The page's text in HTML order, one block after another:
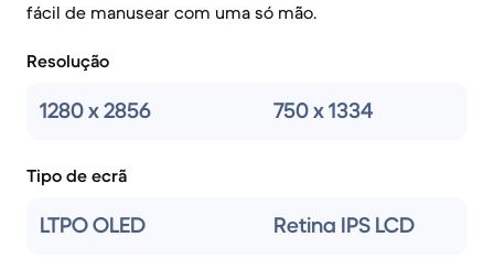
fácil de manusear com uma só mão.
Resolução
1280 x 2856 750 x 1334
Tipo de ecrã
LTPO OLED Retina IPS LCD